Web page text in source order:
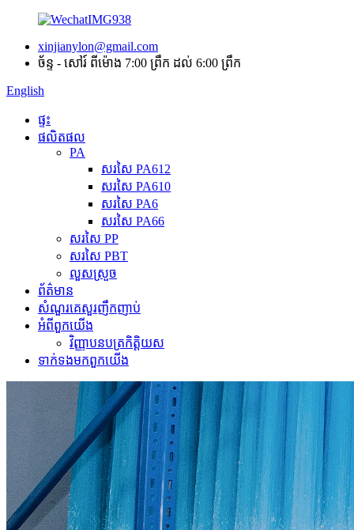
xinjianylon@gmail.com
ច័ន្ទ - សៅរ៍ ពីម៉ោង 7:00 ព្រឹក ដល់ 6:00 ព្រឹក
English
ផ្ទះ
ផលិតផល
PA
សរសៃ PA612
សរសៃ PA610
សរសៃ PA6
សរសៃ PA66
សរសៃ PP
សរសៃ PBT
លួសស្រួច
ព័ត៌មាន
សំណួរគេសួរញឹកញាប់
អំពី​ពួក​យើង
វិញ្ញាបនបត្រកិត្តិយស
ទាក់ទង​មក​ពួក​យើង